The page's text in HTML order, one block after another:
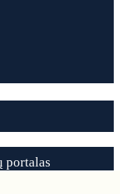
portalas